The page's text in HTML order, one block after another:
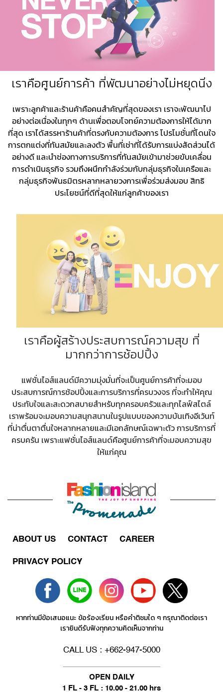
เราคือศูนย์การค้า ที่พัฒนาอย่างไม่หยุดนิ่ง
เพราะลูกค้าและร้านค้าคือคนสำคัญที่สุดของเรา เราจะพัฒนาไป
อย่างต่อเนื่องในทุกๆ ด้านเพื่อตอบโจทย์ความต้องการให้ได้มาก
ที่สุด เราได้สรรหาร้านค้าที่ตรงกับความต้องการ โปรโมชั่นที่โดนใจ
การตกแต่งที่ทันสมัยและลงตัว พื้นที่เช่าที่ได้รับการแบ่งสัดส่วนได้
อย่างดีและนำช่องทางการบริการที่ทันสมัยเข้ามาช่วยขับเคลื่อน
การดำเนินธุรกิจ รวมถึงผนึกกำลังร่วมกับกลุ่มธุรกิจในเครือและ
กลุ่มธุรกิจพันธมิตรหลากหลายวงการเพื่อร่วมส่งมอบ สิทธิ
ประโยชน์ที่ดีที่สุดให้แก่ลูกค้าของเรา
เราคือผู้สร้างประสบการณ์ความสุข ที่
มากกว่าการช้อปปิ้ง
แฟชั่นไอส์แลนด์มีความมุ่งมั่นที่จะเป็นศูนย์การค้าที่จะมอบ
ประสบการณ์การช้อปปิ้งและการบริการที่ครบวงจร ที่จะทำให้คุณ
ประทับใจและสะดวกสบายสำหรับทุกครอบครัวและทุกไลฟ์สไตล์
เราพร้อมจะมอบความสนุกสนานในรูปแบบของความบันเทิงอีเว้นท์
ที่น่าตื่นตาตื่นใจหลากหลายและมีเอกลักษณ์เฉพาะตัว การบริการที่
ครบครัน เพราะแฟชั่นไอส์แลนด์คือศูนย์การค้าที่จะมอบความสุข
ให้แก่คุณ
ABOUT US CONTACT CAREER
PRIVACY POLICY
หากท่านมีข้อเสนอแนะ ข้อร้องเรียน หรือคำติชมใด ๆ กรุณาติดต่อเรา
เรายินดีรับฟังทุกความคิดเห็นจากท่าน
CALL US : +662-947-5000
OPEN DAILY
1 FL - 3 FL : 10.00 - 21.00 hrs